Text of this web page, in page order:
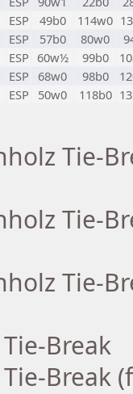
ESP 49b0 114w0
ESP 57b0 80w0
ESP 60w½ 99b0
ESP 68w0 98b0
ESP 50w0 118b0
Tie-
Tie-
Tie-
Break
Break